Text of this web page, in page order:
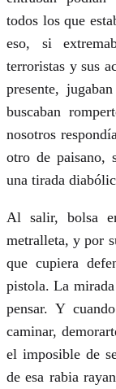
todos los que
eso, si
terroristas y sus
presente,
buscaban
nosotros
otro de paisano,
una tirada
Al salir, bolsa
metralleta, y por
que cupiera
pistola. La
pensar. Y
caminar,
el imposible de
de esa rabia